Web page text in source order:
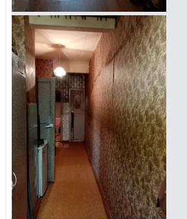
Войти или зарегистрироваться